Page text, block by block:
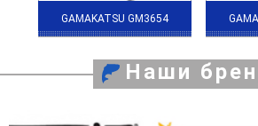
GAMAKATSU GM3654
Наши